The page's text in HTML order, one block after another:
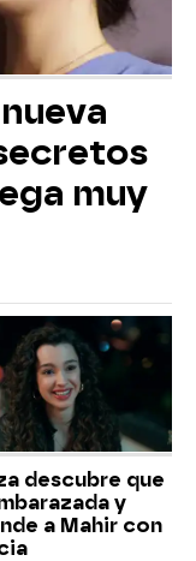
muy
descubre que
y
a Mahir con